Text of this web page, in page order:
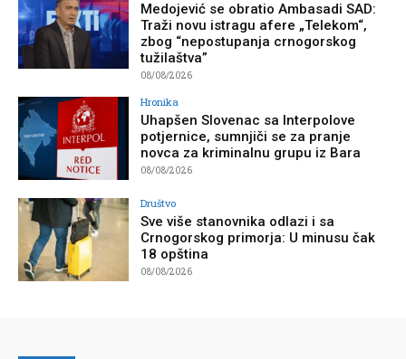
Medojević se obratio Ambasadi SAD:
Traži novu istragu afere „Telekom“,
zbog “nepostupanja crnogorskog
tužilaštva”
08/08/2026
Hronika
Uhapšen Slovenac sa Interpolove
potjernice, sumnjiči se za pranje
novca za kriminalnu grupu iz Bara
08/08/2026
Društvo
Sve više stanovnika odlazi i sa
Crnogorskog primorja: U minusu čak
18 opština
08/08/2026